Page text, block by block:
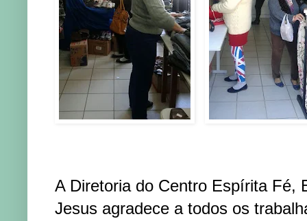
A Diretoria do Centro Espírita Fé,
Jesus agradece a todos os